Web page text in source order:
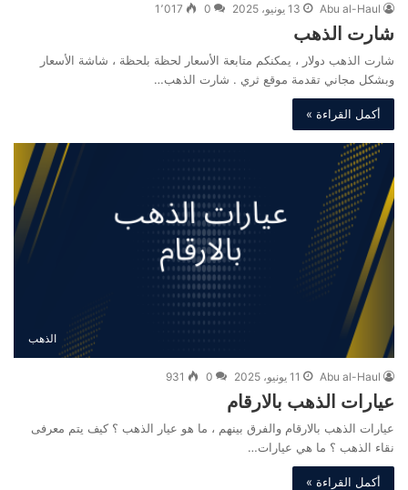
Abu al-Haul 13 يونيو، 2025 0 1٬017
شارت الذهب
شارت الذهب دولار ، يمكنكم متابعة الأسعار لحظة بلحظة ، شاشة الأسعار
وبشكل مجاني تقدمة موقع ثري . شارت الذهب…
أكمل القراءة »
الذهب
Abu al-Haul 11 يونيو، 2025 0
931
عيارات الذهب بالارقام
عيارات الذهب بالارقام والفرق بينهم ، ما هو عيار الذهب ؟ كيف يتم معرفى
نقاء الذهب ؟ ما هي عيارات…
أكمل القراءة »